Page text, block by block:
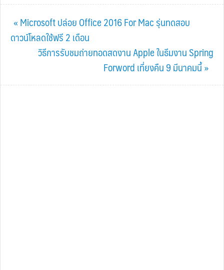
Previous
Post:
« Microsoft ปล่อย Office 2016 For Mac รุ่นทดสอบ
ดาวน์โหลดใช้ฟรี 2 เดือน
Next
วิธีการรับชมถ่ายทอดสดงาน Apple ในธีมงาน Spring
Forword เที่ยงคืน 9 มีนาคมนี้ »